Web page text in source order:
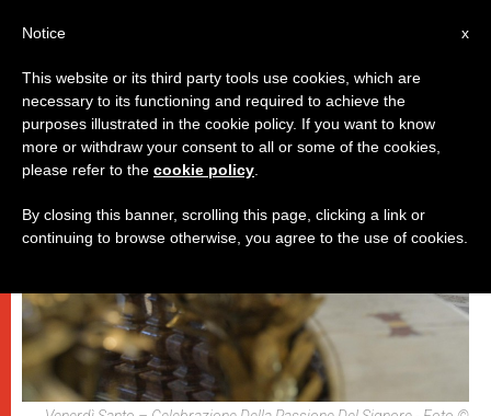
PAPI,SPIRITUALITÀ E PREGHIERA
x
Notice
This website or its third party tools use cookies, which are
necessary to its functioning and required to achieve the
purposes illustrated in the cookie policy. If you want to know
more or withdraw your consent to all or some of the cookies,
please refer to the cookie policy
By closing this banner, scrolling this page, clicking a link or
continuing to browse otherwise, you agree to the use of cookies.